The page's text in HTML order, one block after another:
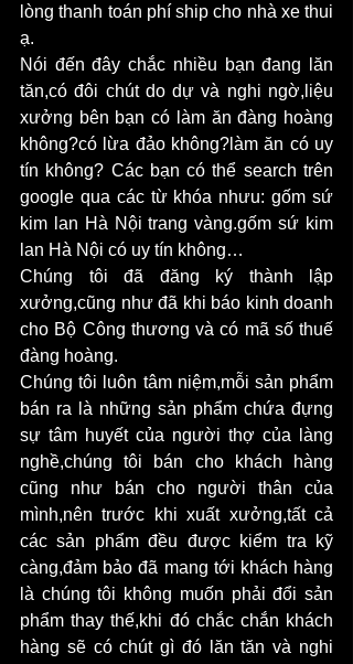
lòng thanh toán phí ship cho nhà xe thui
ạ.
Nói đến đây chắc nhiều bạn đang lăn
tăn,có đôi chút do dự và nghi ngờ,liệu
xưởng bên bạn có làm ăn đàng hoàng
không?có lừa đảo không?làm ăn có uy
tín không? Các bạn có thể search trên
google qua các từ khóa nhưu: gốm sứ
kim lan Hà Nội trang vàng.gốm sứ kim
lan Hà Nội có uy tín không…
Chúng tôi đã đăng ký thành lập
xưởng,cũng như đã khi báo kinh doanh
cho Bộ Công thương và có mã số thuế
đàng hoàng.
Chúng tôi luôn tâm niệm,mỗi sản phẩm
bán ra là những sản phẩm chứa đựng
sự tâm huyết của người thợ của làng
nghề,chúng tôi bán cho khách hàng
cũng như bán cho người thân của
mình,nên trước khi xuất xưởng,tất cả
các sản phẩm đều được kiểm tra kỹ
càng,đảm bảo đã mang tới khách hàng
là chúng tôi không muốn phải đổi sản
phẩm thay thế,khi đó chắc chắn khách
hàng sẽ có chút gì đó lăn tăn và nghi